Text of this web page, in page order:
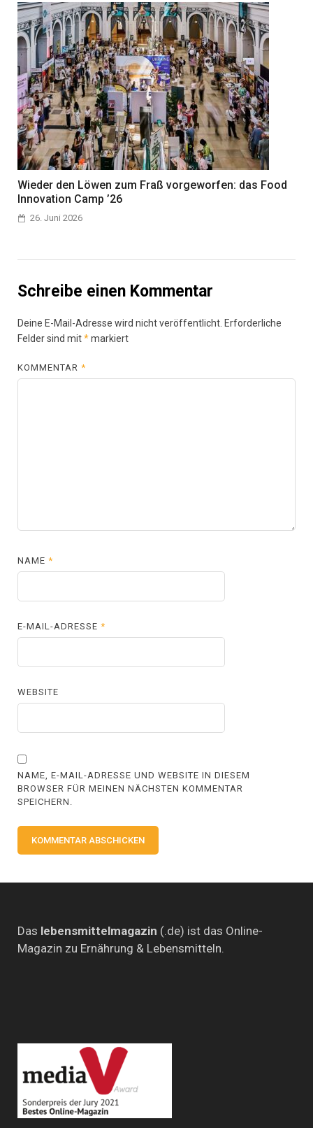
Wieder den Löwen zum Fraß vorgeworfen: das Food
Innovation Camp ’26
26. Juni 2026
Schreibe einen Kommentar
Deine E-Mail-Adresse wird nicht veröffentlicht. Erforderliche
Felder sind mit*markiert
KOMMENTAR*
NAME*
E-MAIL-ADRESSE*
WEBSITE
NAME, E-MAIL-ADRESSE UND WEBSITE IN DIESEM
BROWSER FÜR MEINEN NÄCHSTEN KOMMENTAR
SPEICHERN.
Das lebensmittelmagazin (.de) ist das Online-
Magazin zu Ernährung & Lebensmitteln.